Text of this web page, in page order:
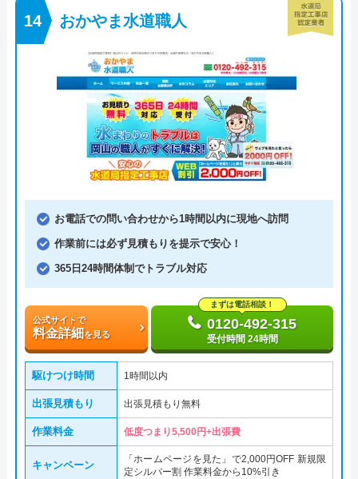
おかやま水道職人
お電話での問い合わせから1時間以内に現地へ訪問
作業前には必ず見積もりを提示で安心！
365日24時間体制でトラブル対応
公式サイトで
料金詳細を見る
まずは電話相談！
0120-492-315
受付時間 24時間
駆けつけ時間 1時間以内
出張見積もり 出張見積もり無料
作業料金 低度つまり5,500円+出張費
キャンペーン
「ホームページを見た」で2,000円OFF 新規限
定シルバー割 作業料金から10%引き